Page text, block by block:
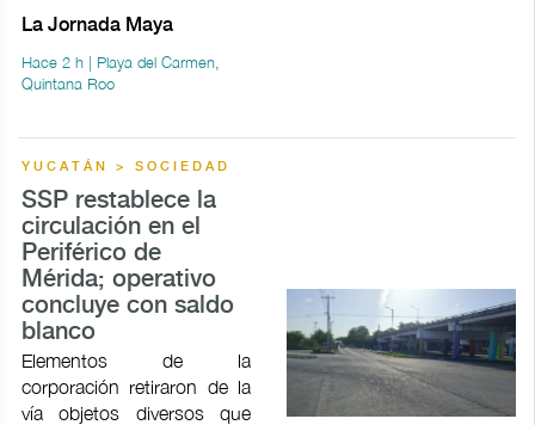
La Jornada Maya
Hace 2 h | Playa del Carmen,
Quintana Roo
YUCATÁN > SOCIEDAD
SSP restablece la
circulación en el
Periférico de
Mérida; operativo
concluye con saldo
blanco
Elementos de la
corporación retiraron de la
vía objetos diversos que